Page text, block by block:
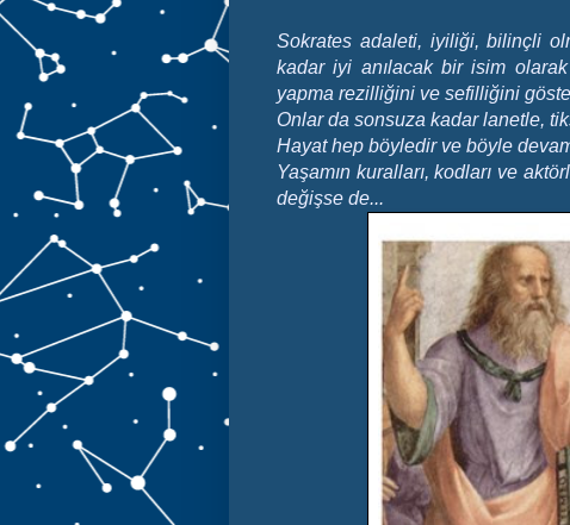
Sokrates adaleti, iyiliği, bilinçli
kadar iyi anılacak bir isim
yapma rezilliğini ve sefilliğini
Onlar da sonsuza kadar lanetle,
Hayat hep böyledir ve böyle
Yaşamın kuralları, kodları ve
değişse de...